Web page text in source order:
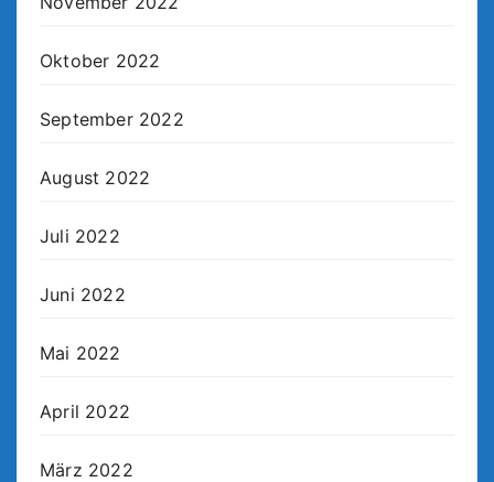
Oktober 2022
September 2022
August 2022
Juli 2022
Juni 2022
Mai 2022
April 2022
März 2022